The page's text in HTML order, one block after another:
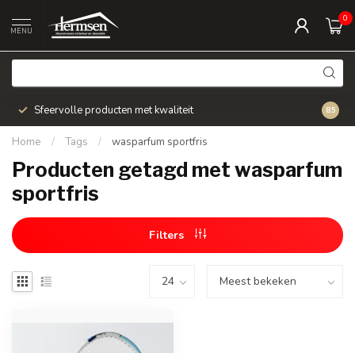
MENU
0
Sfeervolle producten met kwaliteit Snel
8.5
Home / Tags / wasparfum sportfris
Producten getagd met wasparfum
sportfris
Filters